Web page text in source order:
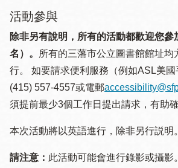
活動參與
除非另有說明，所有的活動都歡迎您參
名）。
所有的三藩市公立圖書館館址均
行。 如要請求便利服務（例如ASL美
(415) 557-4557或電郵
須提 前最少3個工作日提出請求，有助
本次活動將以英語進行，除非另行説明。
請注意： 此活動可能會進行錄影或攝影